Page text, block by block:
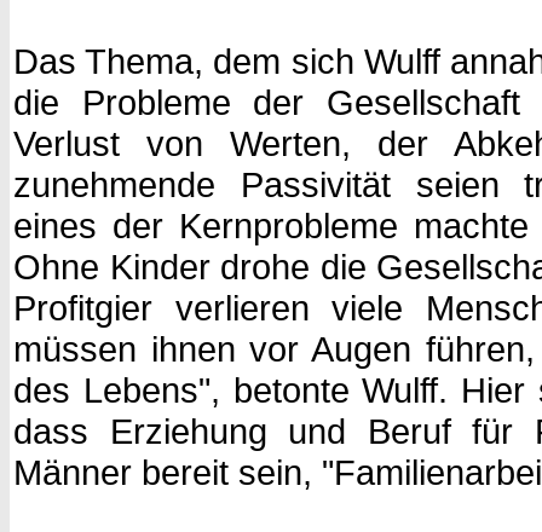
Das Thema, dem sich Wulff
die Probleme der
Verlust von Werten, der
zunehmende Passivität seien
eines der Kernprobleme
Ohne Kinder drohe die
Profitgier verlieren viele
müssen ihnen vor Augen
des Lebens", betonte Wulff.
dass Erziehung und Beruf für
Männer bereit sein,